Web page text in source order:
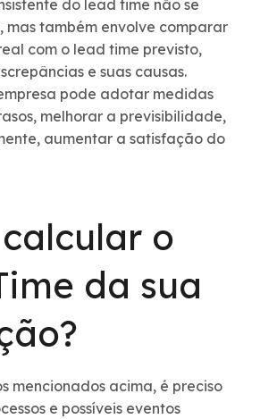
do lead time não se
mas também envolve comparar
com o lead time previsto,
e suas causas.
pode adotar medidas
melhorar a previsibilidade,
aumentar a satisfação do
o
da sua
mencionados acima, é preciso
e possíveis eventos